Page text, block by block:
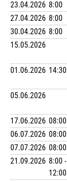
23.04.2026 8:00
27.04.2026 8:00
30.04.2026 8:00
15.05.2026
01.06.2026 14:30
05.06.2026
17.06.2026 08:00
06.07.2026 08:00
07.07.2026 08:00
21.09.2026 8:00 -
12:00